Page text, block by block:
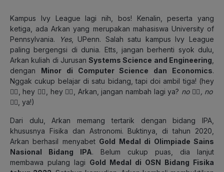
Kampus Ivy League lagi nih, bos! Kenalin, peserta yang
ketiga, ada Arkan yang merupakan mahasiswa University of
Pennsylvania.
Yes, UPenn. Salah satu kampus Ivy League
paling bergengsi di dunia. Etts, jangan berhenti syok dulu,
Arkan kuliah di JurusanSystems Science and Engineering
dengan Minor di Computer Science dan Economics.
Nggak cukup belajar di satu bidang, tapi doi ambil tiga! (hey
✋🏻, hey ✋🏻, hey ✋🏻, Arkan, jangan nambah lagi ya? no ☝🏻 , no
☝🏻 , ya!)
Dari dulu, Arkan memang tertarik dengan bidang IPA,
khususnya Fisika dan Astronomi. Buktinya, di tahun 2020,
Arkan berhasil menyabet Gold Medal di Olimpiade Sains
Nasional Bidang IPA. Belum cukup puas, dia lanjut
membawa pulang lagi Gold Medal di OSN Bidang Fisika